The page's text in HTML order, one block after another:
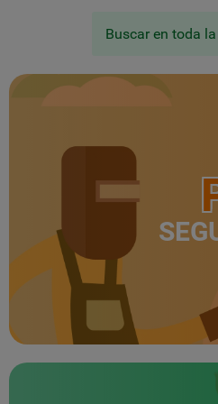
Buscar en toda